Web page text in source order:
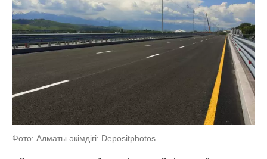
Фото: Алматы әкімдігі: Depositphotos